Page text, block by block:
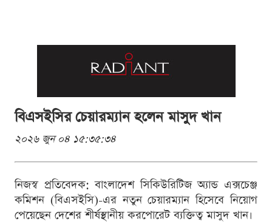
বিএসইসির চেয়ারম্যান হলেন মাসুদ খান
২০২৬ জুন ০৪ ১৫:৩৫:৩৪
নিজস্ব প্রতিবেদক: বাংলাদেশ সিকিউরিটিজ অ্যান্ড এক্সচেঞ্জ
কমিশন (বিএসইসি)-এর নতুন চেয়ারম্যান হিসেবে নিয়োগ
পেয়েছেন দেশের শীর্ষস্থানীয় করপোরেট ব্যক্তিত্ব মাসুদ খান।